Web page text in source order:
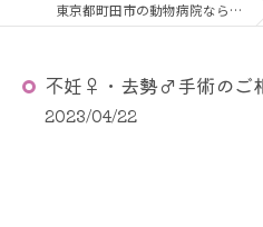
東京都町田市の動物病院ならアミカル動物病院
不妊♀・去勢♂手術のご
2023/04/22